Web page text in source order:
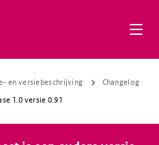
en versiebeschrijving
Changelog
1.0 versie 0.91